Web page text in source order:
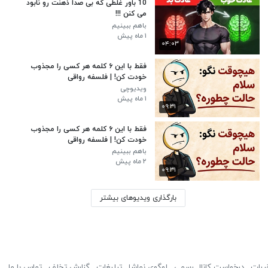
۰۴:۰۳
10 باور غلطی که بی صدا ذهنت رو نابود
می کنن !!!
باهم ببینیم
۱ ماه پیش
۰۹:۳۱
فقط با این ۶ کلمه هر کسی را مجذوب
خودت کن! | فلسفه رواقی
ویدیوچی
۱ ماه پیش
۰۹:۳۱
فقط با این ۶ کلمه هر کسی را مجذوب
خودت کن! | فلسفه رواقی
باهم ببینیم
۲ ماه پیش
بارگذاری ویدیوهای بیشتر